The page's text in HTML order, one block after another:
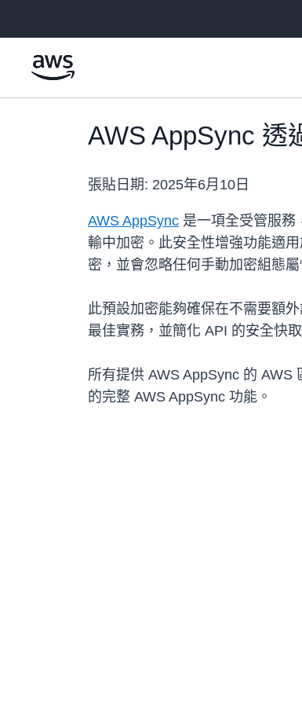
AWS AppSync 透
張貼日期: 2025年6月10日
AWS AppSync 是一項全受管服務
輸中加密。此安全性增強功能適
密，並會忽略任何手動加密組態屬
此預設加密能夠確保在不需要額
最佳實務，並簡化 API 的安全快
所有提供 AWS AppSync 的 AWS
的完整 AWS AppSync 功能。